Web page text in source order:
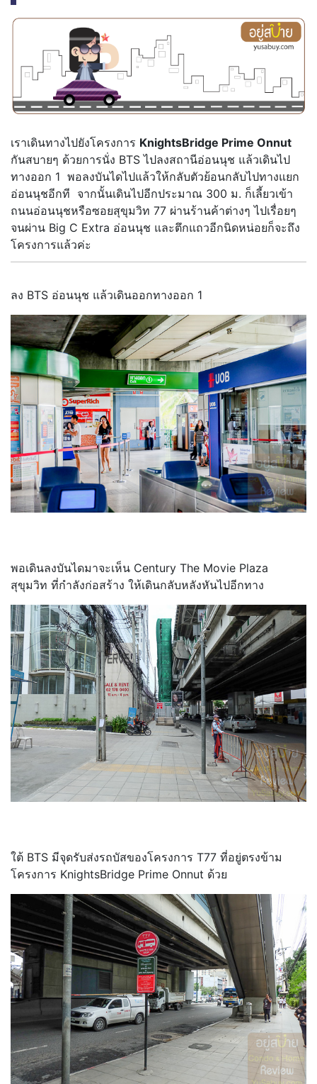
เราเดินทางไปยังโครงการ KnightsBridge Prime Onnut
กันสบายๆ ด้วยการนั่ง BTS ไปลงสถานีอ่อนนุช แล้วเดินไป
ทางออก 1 พอลงบันไดไปแล้วให้กลับตัวย้อนกลับไปทางแยก
อ่อนนุชอีกที จากนั้นเดินไปอีกประมาณ 300 ม. ก็เลี้ยวเข้า
ถนนอ่อนนุชหรือซอยสุขุมวิท 77 ผ่านร้านค้าต่างๆ ไปเรื่อยๆ
จนผ่าน Big C Extra อ่อนนุช และตึกแถวอีกนิดหน่อยก็จะถึง
โครงการแล้วค่ะ
ลง BTS อ่อนนุช แล้วเดินออกทางออก 1
พอเดินลงบันไดมาจะเห็น Century The Movie Plaza
สุขุมวิท ที่กำลังก่อสร้าง ให้เดินกลับหลังหันไปอีกทาง
ใต้ BTS มีจุดรับส่งรถบัสของโครงการ T77 ที่อยู่ตรงข้าม
โครงการ KnightsBridge Prime Onnut ด้วย